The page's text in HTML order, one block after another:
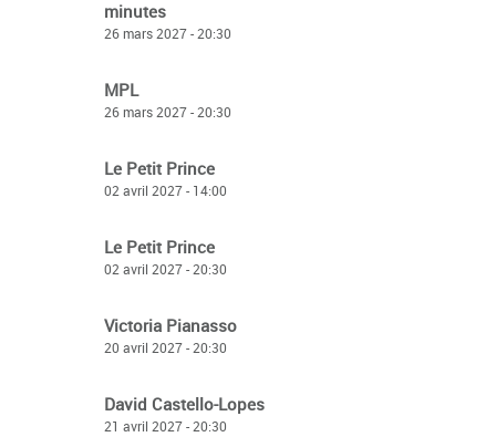
minutes
26 mars 2027 - 20:30
MPL
26 mars 2027 - 20:30
Le Petit Prince
02 avril 2027 - 14:00
Le Petit Prince
02 avril 2027 - 20:30
Victoria Pianasso
20 avril 2027 - 20:30
David Castello-Lopes
21 avril 2027 - 20:30